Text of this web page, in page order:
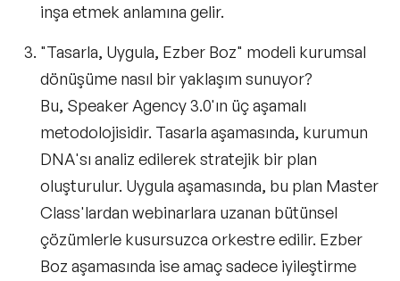
inşa etmek anlamına gelir.
"Tasarla, Uygula, Ezber Boz" modeli kurumsal
dönüşüme nasıl bir yaklaşım sunuyor?
Bu, Speaker Agency 3.0'ın üç aşamalı
metodolojisidir. Tasarla aşamasında, kurumun
DNA'sı analiz edilerek stratejik bir plan
oluşturulur. Uygula aşamasında, bu plan Master
Class'lardan webinarlara uzanan bütünsel
çözümlerle kusursuzca orkestre edilir. Ezber
Boz aşamasında ise amaç sadece iyileştirme